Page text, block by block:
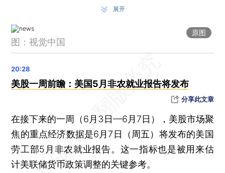
5月财新中国制造业PMI升至51.7
国家安全机关又破获一起英国MI6重大间谍案 详情披露
江西南昌县发生一起金店抢劫案 嫌疑人已落网
涉恒大造假案 普华永道接连遭央企解聘
不孕不育发病率上升，十省份医保覆盖辅助生殖
董军：中美两军因有分歧才要多交流 将遏制“台独”图谋使其永不得逞
展开
原图
图：视觉中国
美股一周前瞻：美国5月非农就业报告将发布
分享此文章
在接下来的一周（6月3日—6月7日），美股市场聚
焦的重点经济数据是6月7日（周五）将发布的美国
劳工部5月非农就业报告。这一指标也是被用来估
计美联储货币政策调整的关键参考。